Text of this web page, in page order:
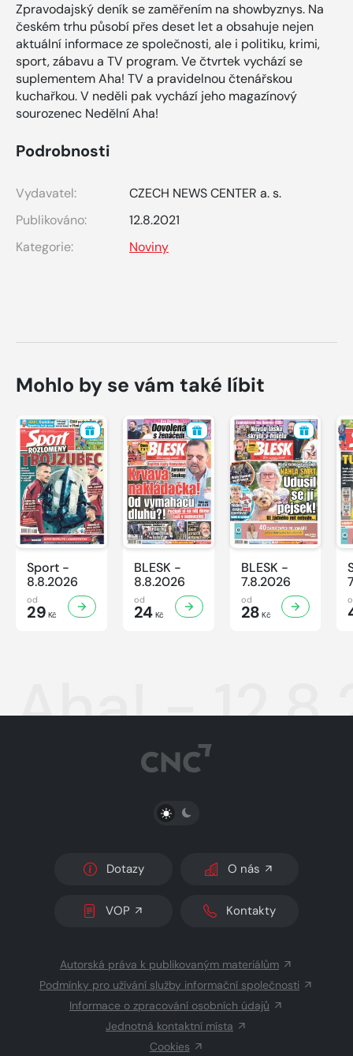
Zpravodajský deník se zaměřením na showbyznys. Na
českém trhu působí přes deset let a obsahuje nejen
aktuální informace ze společnosti, ale i politiku, krimi,
sport, zábavu a TV program. Ve čtvrtek vychází se
suplementem Aha! TV a pravidelnou čtenářskou
kuchařkou. V neděli pak vychází jeho magazínový
sourozenec Nedělní Aha!
Podrobnosti
Vydavatel:
CZECH NEWS CENTER a. s.
Publikováno:
12.8.2021
Kategorie:
Noviny
Mohlo by se vám také líbit
Sport -
8.8.2026
od
29 Kč
BLESK -
8.8.2026
od
24Kč
BLESK -
7.8.2026
od
28 Kč
Aha! -
PŘEPNOUT SVĚTLÝ/TMAVÝ REŽIM
Dotazy O nás
VOP Kontakty
Autorská práva k publikovaným materiálům
Podmínky pro užívání služby informační společnosti
Informace o zpracování osobních údajů
Jednotná kontaktní místa
Cookies